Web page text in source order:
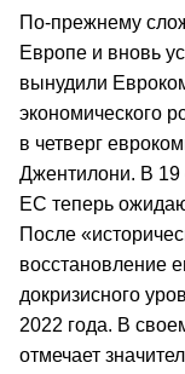
По-прежнему
Европе и вновь
вынудили
экономического
в четверг
Джентилони. В 19
ЕС теперь
После
восстановление
докризисного
2022 года. В
отмечает